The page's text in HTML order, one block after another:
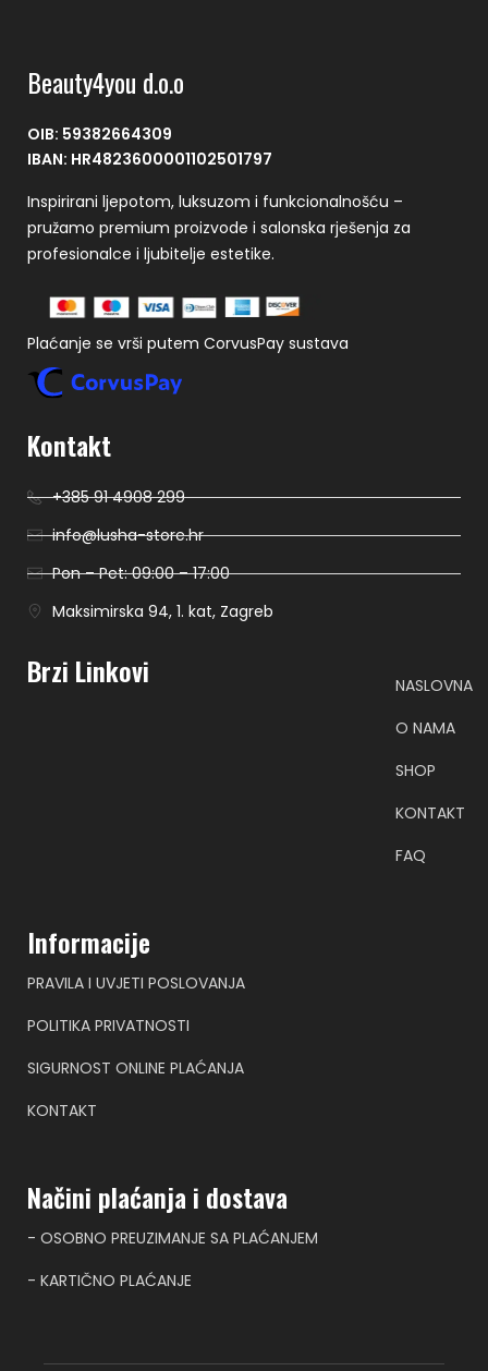
Beauty4you d.o.o
OIB: 59382664309
IBAN: HR4823600001102501797
Inspirirani ljepotom, luksuzom i funkcionalnošću –
pružamo premium proizvode i salonska rješenja za
profesionalce i ljubitelje estetike.
Plaćanje se vrši putem CorvusPay sustava
Kontakt
+385 91 4908 299
info@lusha-store.hr
Pon – Pet: 09:00 – 17:00
Maksimirska 94, 1. kat, Zagreb
Brzi Linkovi
NASLOVNA
O NAMA
SHOP
KONTAKT
FAQ
Informacije
PRAVILA I UVJETI POSLOVANJA
POLITIKA PRIVATNOSTI
SIGURNOST ONLINE PLAĆANJA
KONTAKT
Načini plaćanja i dostava
- OSOBNO PREUZIMANJE SA PLAĆANJEM
- KARTIČNO PLAĆANJE